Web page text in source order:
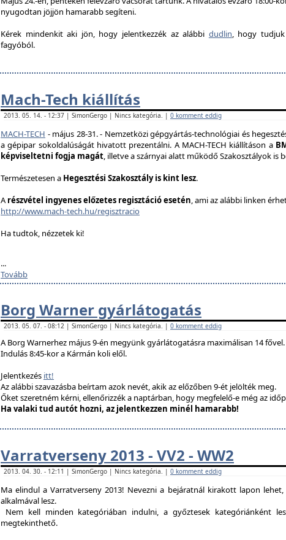
nyugodtan jöjjön hamarabb segíteni.
Kérek mindenkit aki jön, hogy jelentkezzék az alábbi dudlin, hogy
fagyóból.
Mach-Tech kiállítás
2013. 05. 14. - 12:37 | SimonGergo | Nincs kategória. | 0 komment eddig
MACH-TECH - május 28-31.- Nemzetközi gépgyártás-technológiai és
a gépipar sokoldalúságát hivatott prezentálni. A MACH-TECH kiállításon a
képviseltetni fogja magát, illetve a szárnyai alatt működő Szakosztályok is
Természetesen a Hegesztési Szakosztály is kint lesz.
Arészvétel ingyenes előzetes regisztáció esetén, ami az alábbi linken
http://www.mach-tech.hu/regisztracio
Ha tudtok, nézzetek ki!
...
Tovább
Borg Warner gyárlátogatás
2013. 05. 07. - 08:12 | SimonGergo | Nincs kategória. | 0 komment eddig
A Borg Warnerhez május 9-én megyünk gyárlátogatásra maximálisan 14 fővel.
Indulás 8:45-kor a Kármán koli elől.
Jelentkezés itt!
Az alábbi szavazásba beírtam azok nevét, akik az előzőben 9-ét jelölték meg.
Őket szeretném kérni, ellenőrizzék a naptárban, hogy megfelelő-e még az
Ha valaki tud autót hozni, az jelentkezzen minél hamarabb!
Varratverseny 2013 - VV2 - WW2
2013. 04. 30. - 12:11 | SimonGergo | Nincs kategória. | 0 komment eddig
Ma elindul a Varratverseny 2013! Nevezni a bejáratnál kirakott lapon
alkalmával lesz.
Nem kell minden kategóriában indulni, a győztesek kategóriánként
megtekinthető.